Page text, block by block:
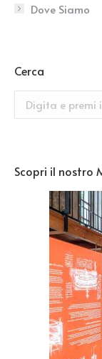
Dove Siamo
Cerca
Search:
Scopri il nostro